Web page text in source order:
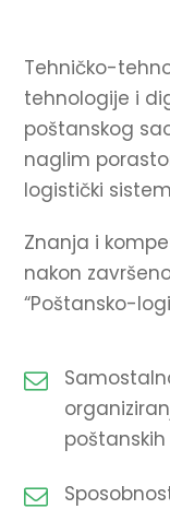
Tehničko-
tehnologije i
poštanskog
naglim
logistički
Znanja i
nakon
“Poštansko-